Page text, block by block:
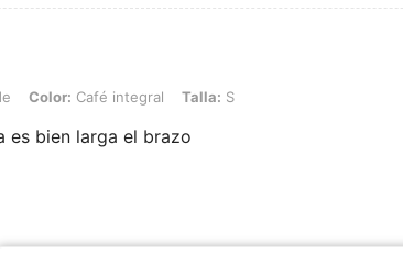
Café integral, Talla: S
Color: Café integral Talla: S
es bien larga el brazo